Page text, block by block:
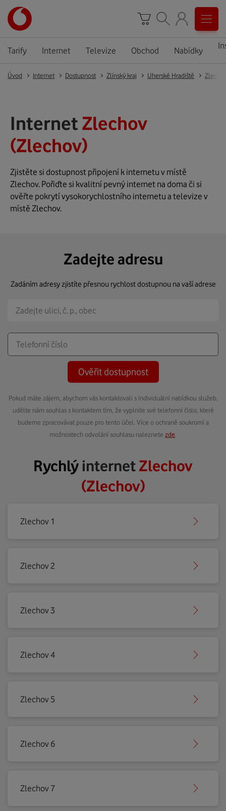
Tarify Internet Televize Obchod Nabídky
Úvod Internet Dostupnost Zlínský kraj Uherské Hradiště
Internet Zlechov
(Zlechov)
Zjistěte si dostupnost připojení k internetu v místě
Zlechov. Pořiďte si kvalitní pevný internet na doma či si
ověřte pokrytí vysokorychlostního internetu a televize v
místě Zlechov.
Zadejte adresu
Zadáním adresy zjistíte přesnou rychlost dostupnou na vaší adrese
Ověřit dostupnost
Pokud máte zájem, abychom vás kontaktovali s individuální nabídkou služeb,
udělte nám souhlas s kontaktem tím, že vyplníte své telefonní číslo, které
budeme zpracovávat pouze pro tento účel. Více o ochraně soukromí a
možnostech odvolání souhlasu naleznete zde
RychlýinternetZlechov
(Zlechov)
Zlechov 1
Zlechov 2
Zlechov 3
Zlechov 4
Zlechov 5
Zlechov 6
Zlechov 7